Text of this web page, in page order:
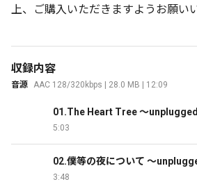
上、ご購入いただきますようお願い
収録内容
音源 AAC 128/320kbps | 28.0 MB | 12:09
01.The Heart Tree ～
5:03
02.僕等の夜について ～
3:48